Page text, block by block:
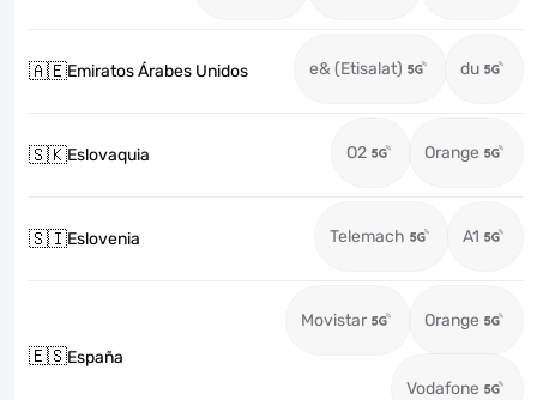
🇦🇪Emiratos Árabes Unidos e& (Etisalat) du
🇸🇰Eslovaquia O2 Orange
🇸🇮Eslovenia Telemach A1
🇪🇸España
Movistar Orange
Vodafone